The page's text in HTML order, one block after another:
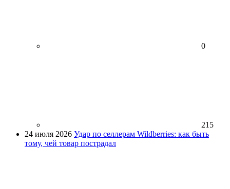
0
215
24 июля 2026 Удар по селлерам Wildberries: как быть
тому, чей товар пострадал